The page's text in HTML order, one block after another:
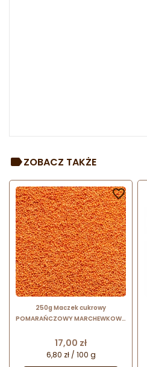
ZOBACZ TAKŻE
250g Maczek cukrowy
POMARAŃCZOWY MARCHEWKOWY
Cena
17,00 zł
6,80 zł / 100 g
